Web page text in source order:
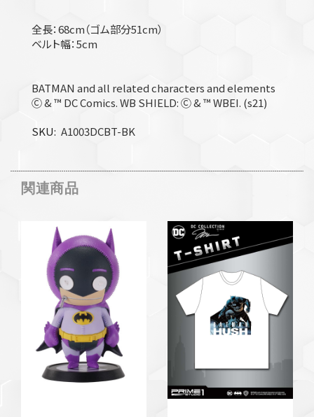
全長：68cm（ゴム部分51cm）
ベルト幅：5cm
BATMAN and all related characters and elements
Ⓒ & ™ DC Comics. WB SHIELD: Ⓒ & ™ WBEI. (s21)
SKU A1003DCBT-BK
関連商品